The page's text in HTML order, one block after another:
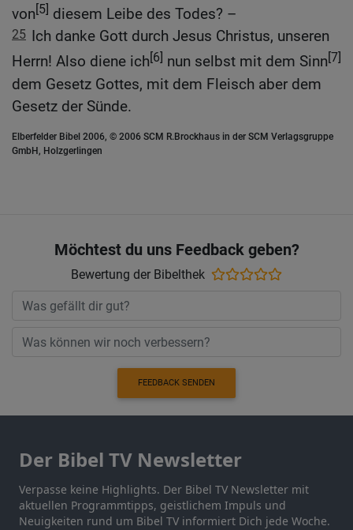
von[5] diesem Leibe des Todes? –
25 Ich danke Gott durch Jesus Christus, unseren
Herrn! Also diene ich[6] nun selbst mit dem Sinn[7]
dem Gesetz Gottes, mit dem Fleisch aber dem
Gesetz der Sünde.
Elberfelder Bibel 2006, © 2006 SCM R.Brockhaus in der SCM Verlagsgruppe
GmbH, Holzgerlingen
Möchtest du uns Feedback geben?
Bewertung der Bibelthek
FEEDBACK SENDEN
Der Bibel TV Newsletter
Verpasse keine Highlights. Der Bibel TV Newsletter mit
aktuellen Programmtipps, geistlichem Impuls und
Neuigkeiten rund um Bibel TV informiert Dich jede Woche.